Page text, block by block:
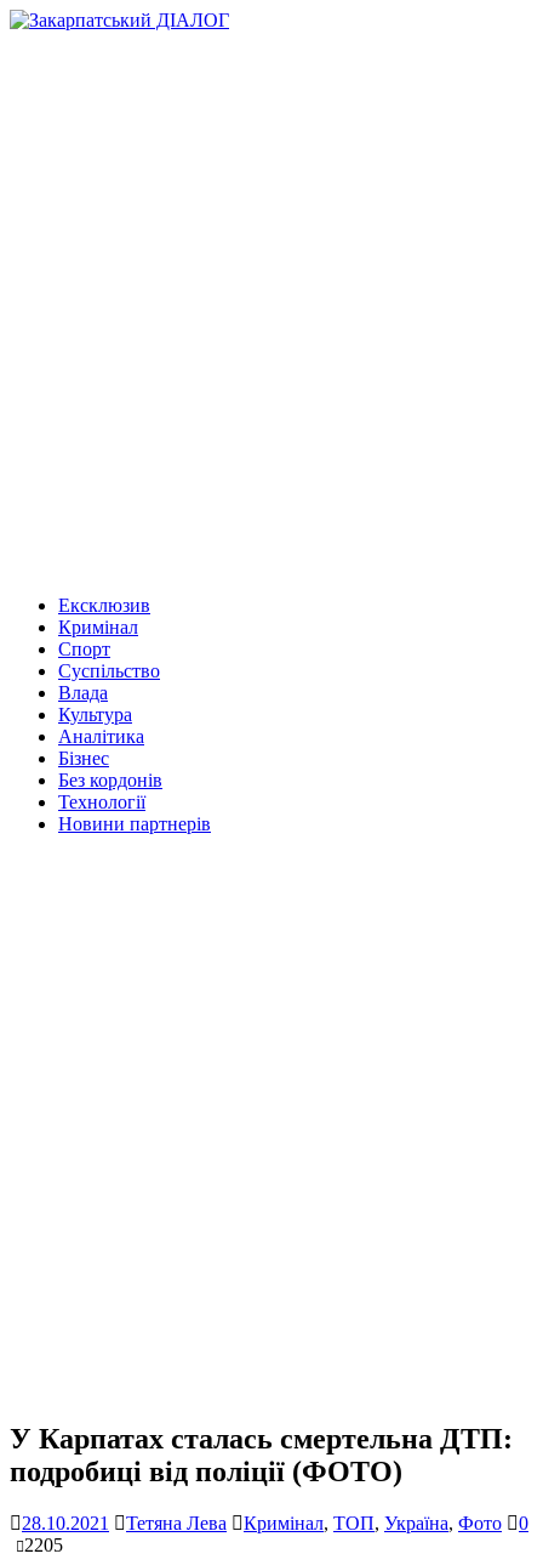
Ексклюзив
Кримінал
Спорт
Суспільство
Влада
Культура
Аналітика
Бізнес
Без кордонів
Технології
Новини партнерів
У Карпатах сталась смертельна ДТП:
подробиці від поліції (ФОТО)
28.10.2021 Тетяна Лева Кримінал, ТОП, Україна, Фото
0
2205